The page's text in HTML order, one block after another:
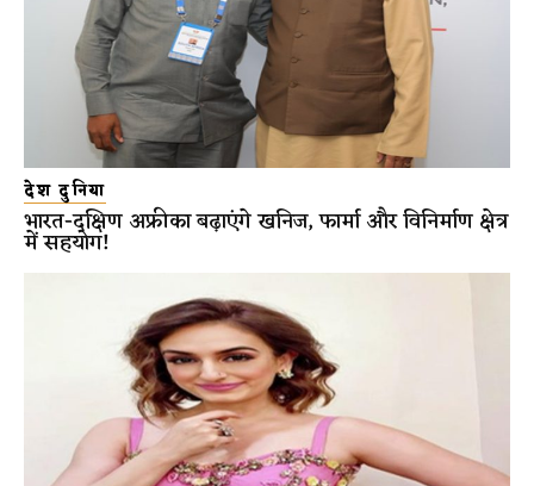
देश दुनिया
भारत-दक्षिण अफ्रीका बढ़ाएंगे खनिज, फार्मा और विनिर्माण क्षेत्र
में सहयोग!